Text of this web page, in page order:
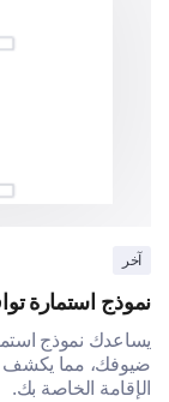
آخر
نموذج استمارة
يساعدك نموذج
ضيوفك، مما يكشف
الإقامة الخاصة بك.